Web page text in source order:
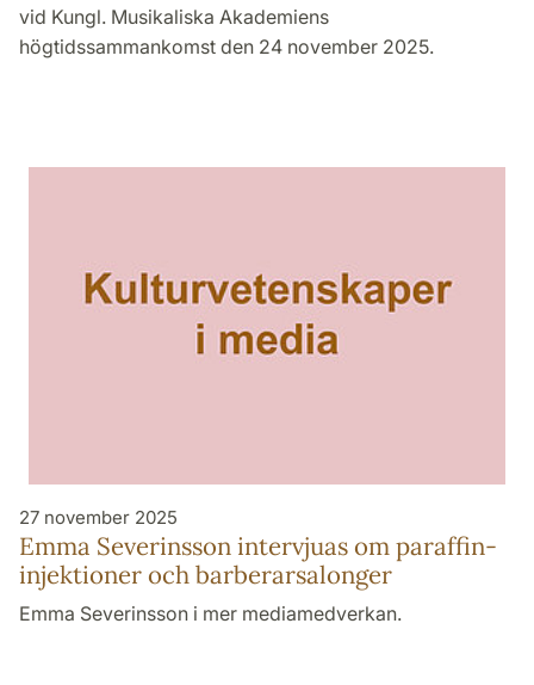
vid Kungl. Musikaliska Akademiens
högtidssammankomst den 24 november 2025.
27 november 2025
Emma Severinsson intervjuas om paraffin­
injektioner och barberar­salonger
Emma Severinsson i mer mediamedverkan.